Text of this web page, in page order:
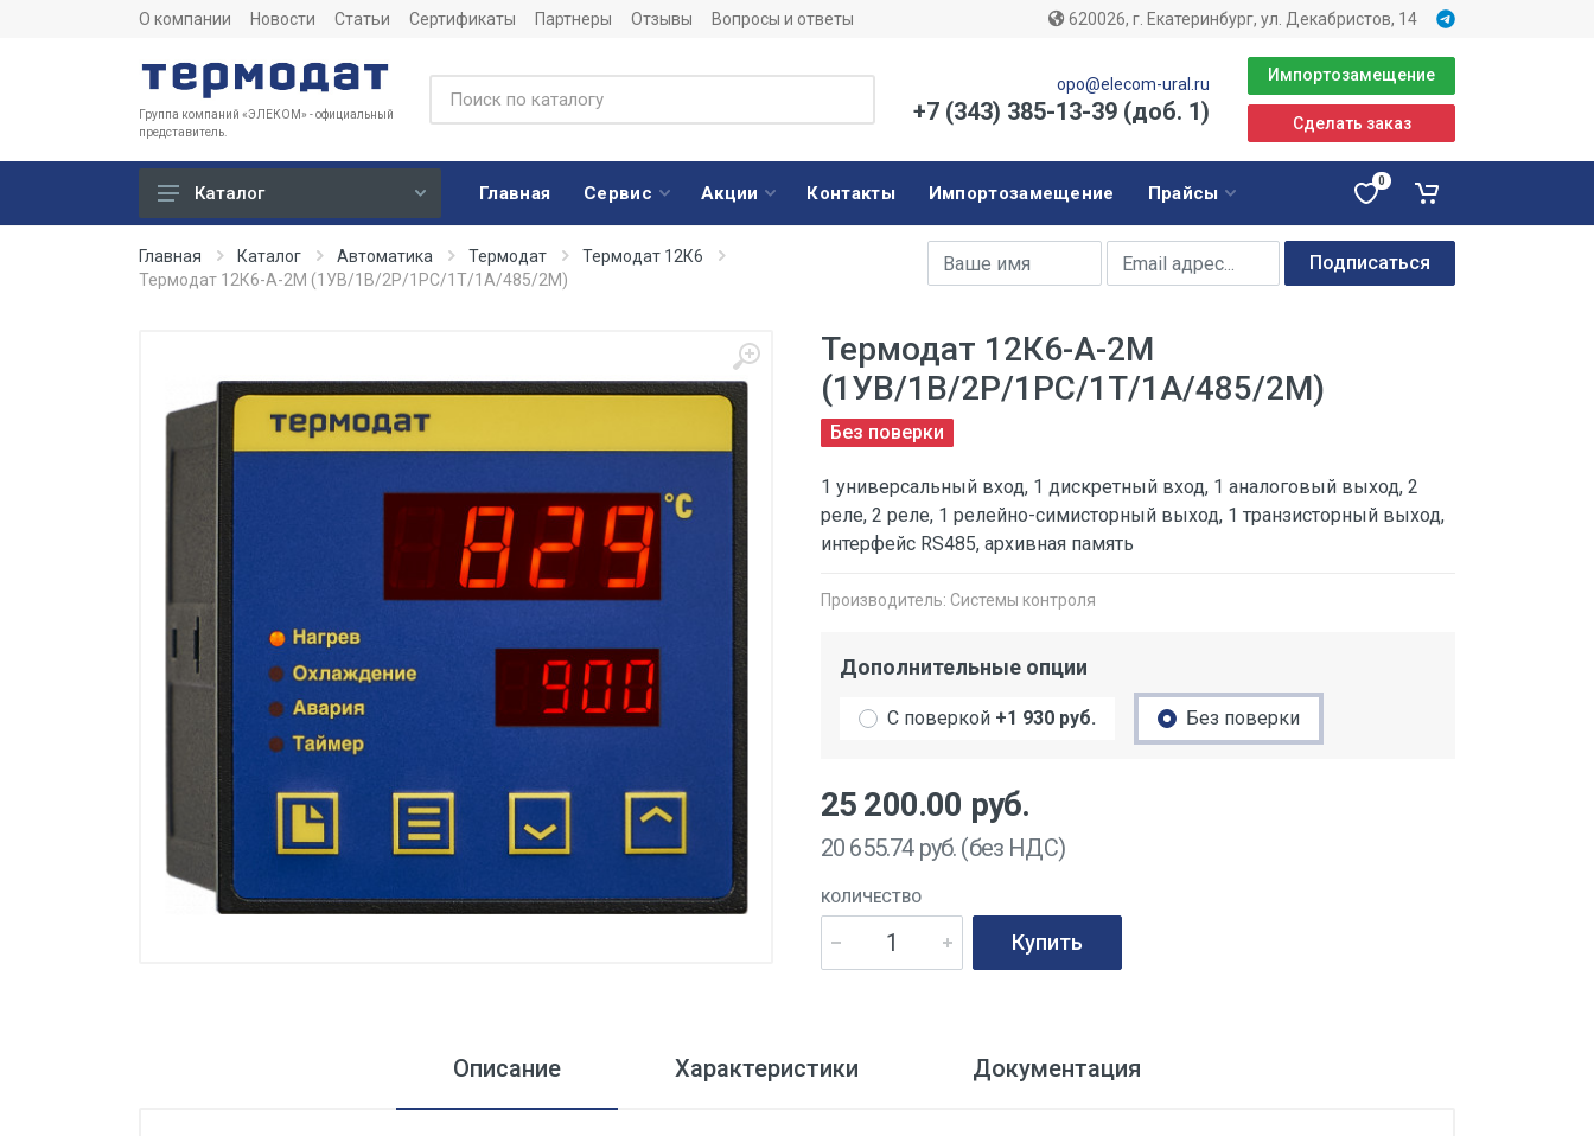
О компании Новости Статьи Сертификаты Партнеры Отзывы Вопросы и ответы 620026, г. Екатеринбург, ул. Декабристов, 14
Группа компаний «ЭЛЕКОМ» - официальный
представитель.
opo@elecom-ural.ru
+7 (343) 385-13-39 (доб. 1)
Импортозамещение
Сделать заказ
Тепловычислители
Датчики давления
Теплосчетчики
Корректоры газов
Сумматоры электроэнергии
KIPPRIBOR
Термодат
Приборы ПРОМСИТЕХ
Каталог Главная Сервис Акции Контакты Импортозамещение Прайсы
0
Главная Каталог Автоматика Термодат
Термодат 12К6
Термодат 12К6-А-2М (1УВ/1В/2Р/1РС/1Т/1А/485/2М)
Имя
E-mail адрес Подписаться
Термодат 12К6-А-2М
(1УВ/1В/2Р/1РС/1Т/1А/485/2М)
Без поверки
1 универсальный вход, 1 дискретный вход, 1 аналоговый выход, 2
реле, 2 реле, 1 релейно-симисторный выход, 1 транзисторный выход,
интерфейс RS485, архивная память
Производитель: Системы контроля
Дополнительные опции
С поверкой +1 930 руб. Без поверки
25 200.00 руб.
20 655.74 руб. (без НДС)
КОЛИЧЕСТВО
Купить
Описание Характеристики Документация